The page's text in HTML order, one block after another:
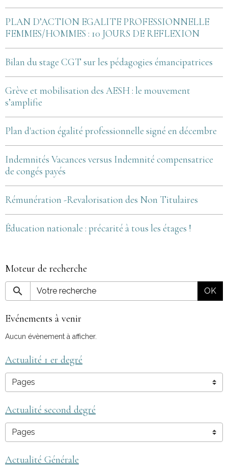
PLAN D’ACTION EGALITE PROFESSIONNELLE
FEMMES/HOMMES : 10 JOURS DE REFLEXION
Bilan du stage CGT sur les pédagogies émancipatrices
Grève et mobilisation des AESH : le mouvement
s’amplifie
Plan d'action égalité professionnelle signé en décembre
Indemnités Vacances versus Indemnité compensatrice
de congés payés
Rémunération -Revalorisation des Non Titulaires
Éducation nationale : précarité à tous les étages !
Moteur de recherche
OK
Evénements à venir
Aucun évènement à afficher.
Actualité 1 er degré
Actualité second degré
Actualité Générale